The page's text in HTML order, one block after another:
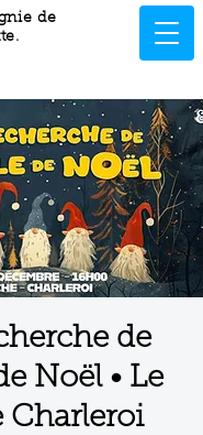
de
.
de
Noël • Le
Charleroi